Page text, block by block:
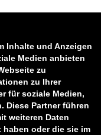
Inhalte und Anzeigen
Medien anbieten
zu
zu Ihrer
für soziale Medien,
Diese Partner führen
weiteren Daten
haben oder die sie im